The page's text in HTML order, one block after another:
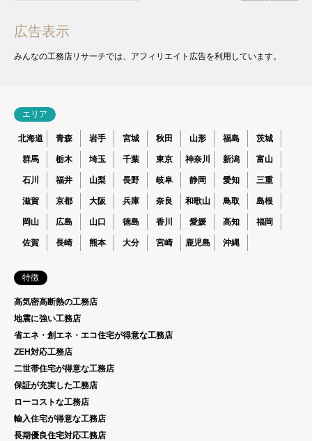
広告表示
みんなの工務店リサーチでは、アフィリエイト広告を利用しています。
エリア
北海道 青森 岩手 宮城 秋田 山形 福島 茨城
群馬 栃木 埼玉 千葉 東京 神奈川 新潟 富山
石川 福井 山梨 長野 岐阜 静岡 愛知 三重
滋賀 京都 大阪 兵庫 奈良 和歌山 鳥取 島根
岡山 広島 山口 徳島 香川 愛媛 高知 福岡
佐賀 長崎 熊本 大分 宮崎 鹿児島 沖縄
特徴
高気密高断熱の工務店
地震に強い工務店
省エネ・創エネ・エコ住宅が得意な工務店
ZEH対応工務店
二世帯住宅が得意な工務店
保証が充実した工務店
ローコストな工務店
輸入住宅が得意な工務店
長期優良住宅対応工務店